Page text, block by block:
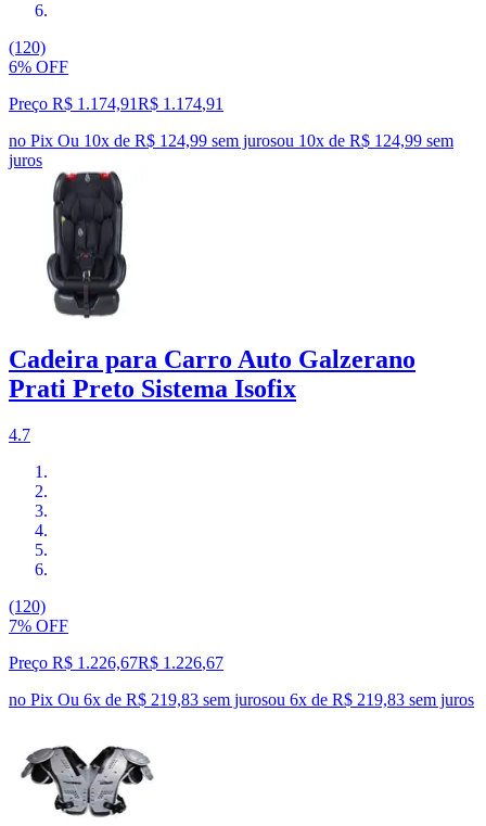
(120)
6% OFF
Preço R$ 1.174,91R$ 1.174,91
no Pix Ou 10x de R$ 124,99 sem jurosou 10x de R$ 124,99 sem
juros
Cadeira para Carro Auto Galzerano
Prati Preto Sistema Isofix
4.7
(120)
7% OFF
Preço R$ 1.226,67R$ 1.226,67
no Pix Ou 6x de R$ 219,83 sem jurosou 6x de R$ 219,83 sem juros